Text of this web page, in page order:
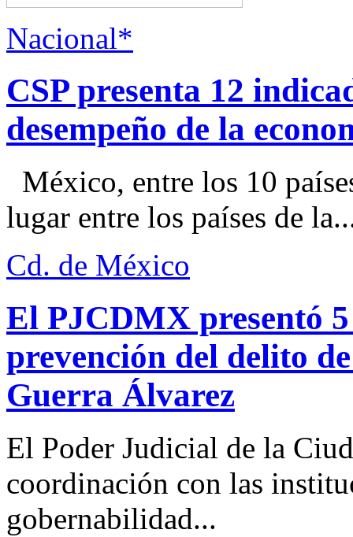
Nacional*
CSP presenta 12
desempeño de la
México, entre los 10
lugar entre los países de
Cd. de México
El PJCDMX presentó
prevención del delito
Guerra Álvarez
El Poder Judicial de la
coordinación con las
gobernabilidad...